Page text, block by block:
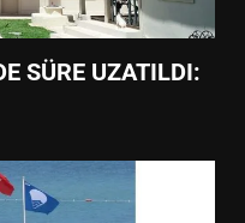
SÜRE UZATILDI: